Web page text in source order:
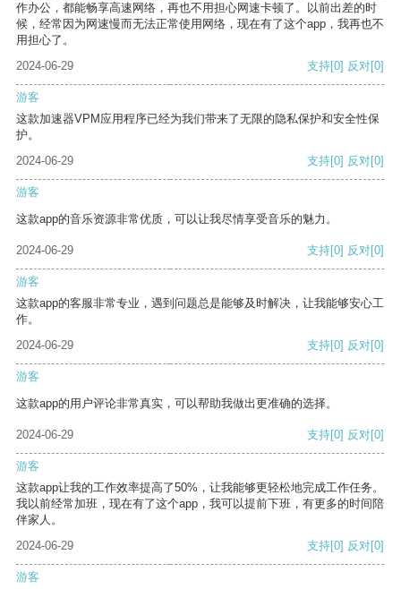
作办公，都能畅享高速网络，再也不用担心网速卡顿了。以前出差的时
候，经常因为网速慢而无法正常使用网络，现在有了这个app，我再也不
用担心了。
2024-06-29
支持[0] 反对[0]
游客
这款加速器VPM应用程序已经为我们带来了无限的隐私保护和安全性保
护。
2024-06-29
支持[0] 反对[0]
游客
这款app的音乐资源非常优质，可以让我尽情享受音乐的魅力。
2024-06-29 支持[0] 反对[0]
游客
这款app的客服非常专业，遇到问题总是能够及时解决，让我能够安心工
作。
2024-06-29
支持[0] 反对[0]
游客
这款app的用户评论非常真实，可以帮助我做出更准确的选择。
2024-06-29 支持[0] 反对[0]
游客
这款app让我的工作效率提高了50%，让我能够更轻松地完成工作任务。
我以前经常加班，现在有了这个app，我可以提前下班，有更多的时间陪
伴家人。
2024-06-29
支持[0] 反对[0]
游客